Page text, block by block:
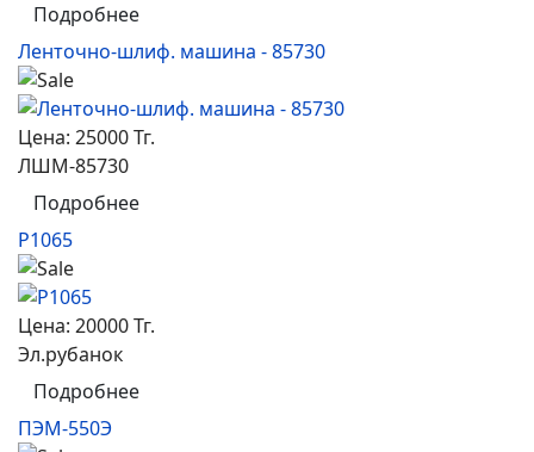
Подробнее
Ленточно-шлиф. машина - 85730
Цена: 25000 Тг.
ЛШМ-85730
Подробнее
P1065
Цена: 20000 Тг.
Эл.рубанок
Подробнее
ПЭМ-550Э